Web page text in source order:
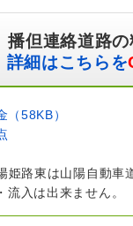
播但連絡道路
詳細はこちらを
（58KB）
姫路東は山陽自動車
入は出来ません。